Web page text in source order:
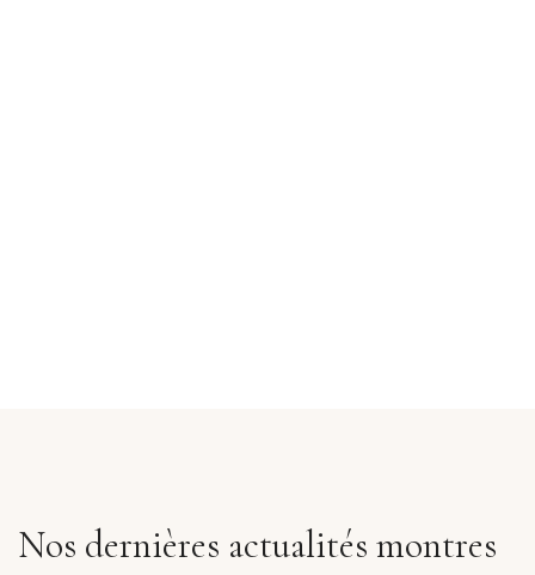
Nos dernières actualités montres